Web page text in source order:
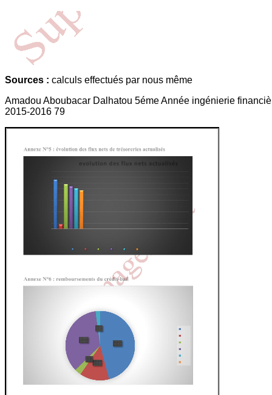
Sources : calculs effectués par nous même
Amadou Aboubacar Dalhatou 5éme Année ingénierie
2015-2016 79